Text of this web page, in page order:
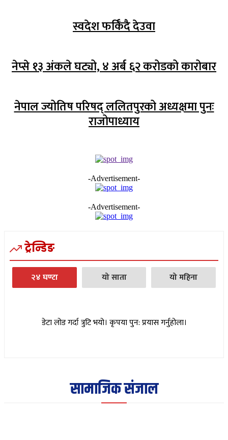
स्वदेश फर्किँदै देउवा
नेप्से १३ अंकले घट्यो, ४ अर्ब ६२ करोडको कारोबार
नेपाल ज्योतिष परिषद् ललितपुरको अध्यक्षमा पुनः
राजोपाध्याय
-Advertisement-
-Advertisement-
ट्रेन्डिङ
२४ घण्टा यो साता यो महिना
डेटा लोड गर्दा त्रुटि भयो। कृपया पुन: प्रयास गर्नुहोला।
सामाजिक संजाल